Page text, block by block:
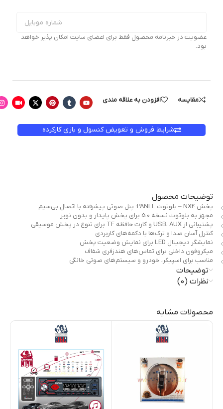
عضویت در خبرنامه محصول فقط برای اعضای سایت امکان پذیر خواهد
بود.
مقایسه افزودن به علاقه مندی
شرایط فروش و تعویض کنسول و بازی کارکرده
توضیحات محصول
پخش NX4 – بلوتوث PANEL؛ پنل صوتی پیشرفته با اتصال بی‌سیم
مجهز به بلوتوث نسخه 5.0 برای پخش پایدار و بدون نویز
پشتیبانی از USB، AUX و کارت حافظه TF برای تنوع در پخش موسیقی
کنترل آسان صدا و ترک‌ها با دکمه‌های کاربردی
نمایشگر دیجیتال LED برای نمایش وضعیت پخش
میکروفون داخلی برای تماس‌های هندزفری شفاف
مناسب برای اسپیکر، خودرو و سیستم‌های صوتی خانگی
توضیحات
نظرات (0)
محصولات مشابه